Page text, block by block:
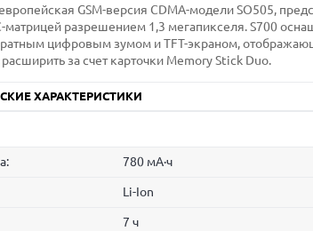
европейская GSM-версия CDMA-модели SO505,
разрешением 1,3 мегапикселя. S700
цифровым зумом и TFT-экраном,
за счет карточки Memory Stick Duo.
ХАРАКТЕРИСТИКИ
780 мА·ч
Li-Ion
7 ч